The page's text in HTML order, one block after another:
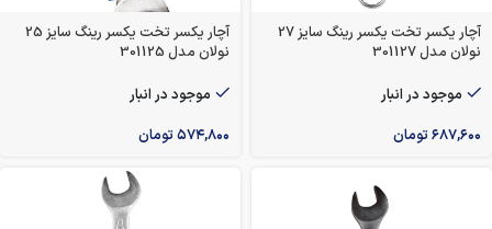
آچار یکسر تخت یکسر رینگ سایز 27
نولان مدل 301127
موجود در انبار
۶۸۷,۶۰۰تومان
آچار یکسر تخت یکسر رینگ سایز 25
نولان مدل 301125
موجود در انبار
۵۷۴,۸۰۰تومان